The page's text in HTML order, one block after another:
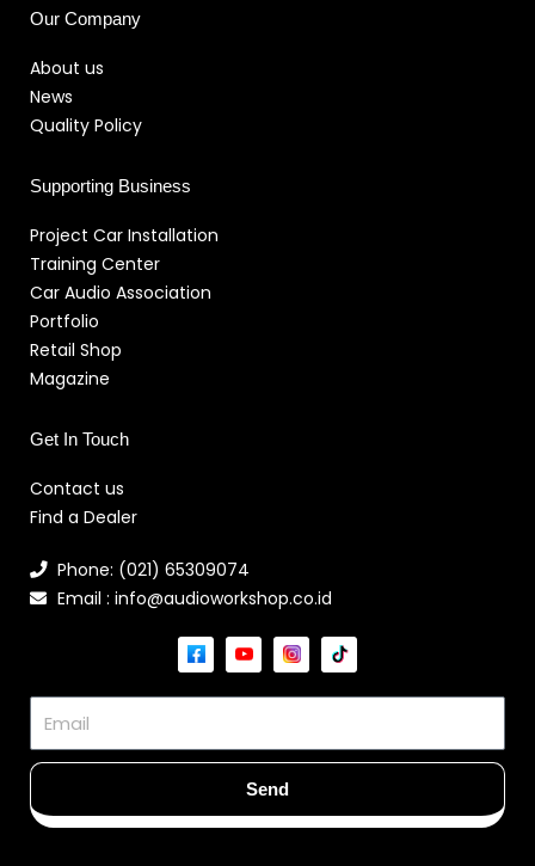
Our Company
About us
News
Quality Policy
Supporting Business
Project Car Installation
Training Center
Car Audio Association
Portfolio
Retail Shop
Magazine
Get In Touch
Contact us
Find a Dealer
Phone: (021) 65309074
Email : info@audioworkshop.co.id
Send